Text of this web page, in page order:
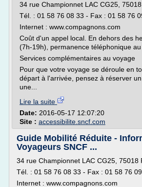
34 rue Championnet LAC CG25,
Tél. : 01 58 76 08 33 - Fax : 01 58 76
Internet : www.compagnons.com
Coût d'un appel local. En dehors des
(7h-19h), permanence téléphonique au
Services complémentaires au voyage
Pour que votre voyage se déroule en
départ à l'arrivée, pensez à réserver
une...
Lire la suite
Date: 2016-05-17 12:07:20
Site : accessibilite.sncf.com
Guide Mobilité Réduite -
Voyageurs SNCF ...
34 rue Championnet LAC CG25, 75018
Tél. : 01 58 76 08 33 - Fax : 01 58 76
Internet : www.compagnons.com